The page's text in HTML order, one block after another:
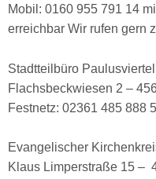
Mobil: 0160 955 791 14
erreichbar Wir rufen gern
Stadtteilbüro
Flachsbeckwiesen 2 –
Festnetz: 02361 485 888 5
Evangelischer
Klaus Limperstraße 15 –